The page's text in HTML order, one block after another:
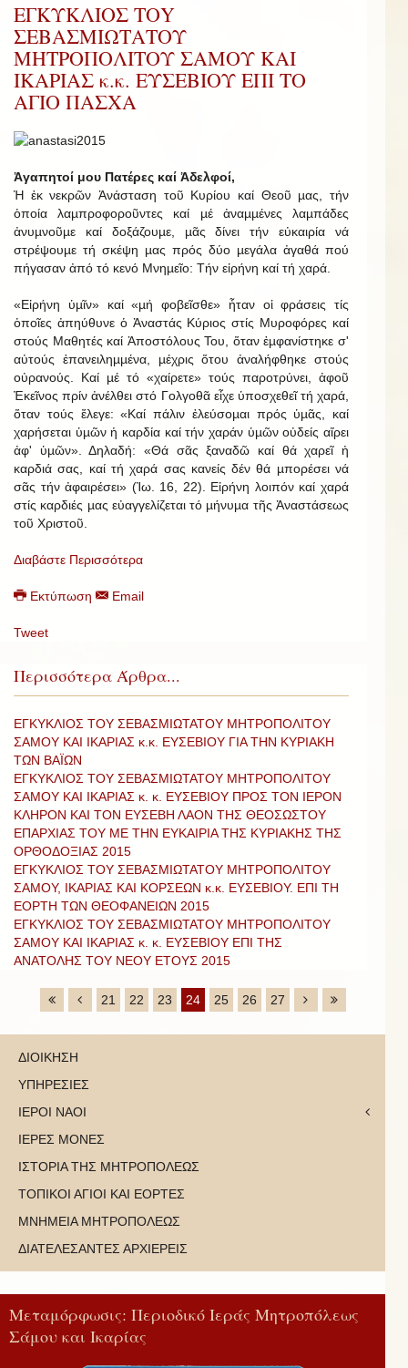
ΕΓΚΥΚΛΙΟΣ ΤΟY
ΣΕΒΑΣΜΙΩΤAΤΟΥ
ΜΗΤΡΟΠΟΛIΤΟΥ ΣAΜΟΥ ΚΑI
IΚΑΡΙΑΣ κ.κ. ΕΥΣΕΒΙΟΥ EΠI ΤΟ
ΑΓΙΟ ΠΑΣΧΑ
Ἀγαπητοί μου Πατέρες καί Ἀδελφοί,
Ἡ ἐκ νεκρῶν Ἀνάσταση τοῦ Κυρίου καί Θεοῦ µας, τήν
ὁποία λαµπροφοροῦντες καί µέ ἀναµµένες λαµπάδες
ἀνυµνοῦµε καί δοξάζουµε, µᾶς δίνει τήν εὐκαιρία νά
στρέψουµε τή σκέψη µας πρός δύο µεγάλα ἀγαθά πού
πήγασαν ἀπό τό κενό Μνηµεῖο: Τήν εἰρήνη καί τή χαρά.
«Εἰρήνη ὑµῖν» καί «µή φοβεῖσθε» ἦταν οἱ φράσεις τίς
ὁποῖες ἀπηύθυνε ὁ Ἀναστάς Κύριος στίς Μυροφόρες καί
στούς Μαθητές καί Ἀποστόλους Του, ὅταν ἐµφανίστηκε σ'
αὐτούς ἐπανειληµµένα, µέχρις ὅτου ἀναλήφθηκε στούς
οὐρανούς. Καί µέ τό «χαίρετε» τούς παροτρύνει, ἀφοῦ
Ἐκεῖνος πρίν ἀνέλθει στό Γολγοθᾶ εἶχε ὑποσχεθεῖ τή χαρά,
ὅταν τούς ἔλεγε: «Καί πάλιν ἐλεύσοµαι πρός ὑµᾶς, καί
χαρήσεται ὑµῶν ἡ καρδία καί τήν χαράν ὑµῶν οὐδείς αἴρει
ἀφ' ὑµῶν». Δηλαδή: «Θά σᾶς ξαναδῶ καί θά χαρεῖ ἡ
καρδιά σας, καί τή χαρά σας κανείς δέν θά µπορέσει νά
σᾶς τήν ἀφαιρέσει» (Ἰω. 16, 22). Εἰρήνη λοιπόν καί χαρά
στίς καρδιές µας εὐαγγελίζεται τό µήνυµα τῆς Ἀναστάσεως
τοῦ Χριστοῦ.
Διαβάστε Περισσότερα
Εκτύπωση Email
Tweet
Περισσότερα Άρθρα...
ΕΓΚΥΚΛΙΟΣ ΤΟΥ ΣΕΒΑΣΜΙΩΤΑΤΟΥ ΜΗΤΡΟΠΟΛΙΤΟΥ
ΣΑΜΟΥ ΚΑΙ ΙΚΑΡΙΑΣ κ.κ. ΕΥΣΕΒΙΟΥ ΓΙΑ ΤΗΝ ΚΥΡΙΑΚΗ
ΤΩΝ ΒΑΪΩΝ
ΕΓΚΥΚΛΙΟΣ ΤΟΥ ΣΕΒΑΣΜΙΩΤΑΤΟΥ ΜΗΤΡΟΠΟΛΙΤΟΥ
ΣΑΜΟΥ ΚΑΙ ΙΚΑΡΙΑΣ κ. κ. ΕΥΣΕΒΙΟΥ ΠΡΟΣ ΤΟΝ ΙΕΡΟΝ
ΚΛΗΡΟΝ ΚΑΙ ΤΟΝ ΕΥΣΕΒΗ ΛΑΟΝ ΤΗΣ ΘΕΟΣΩΣΤΟΥ
ΕΠΑΡΧΙΑΣ ΤΟΥ ΜΕ ΤΗΝ ΕΥΚΑΙΡΙΑ ΤΗΣ ΚΥΡΙΑΚΗΣ ΤΗΣ
ΟΡΘΟΔΟΞΙΑΣ 2015
ΕΓΚΥΚΛΙΟΣ ΤΟΥ ΣΕΒΑΣΜΙΩΤΑΤΟΥ ΜΗΤΡΟΠΟΛΙΤΟΥ
ΣΑΜΟΥ, ΙΚΑΡΙΑΣ ΚΑΙ ΚΟΡΣΕΩΝ κ.κ. ΕΥΣΕΒΙΟΥ. ΕΠΙ ΤΗ
ΕΟΡΤΗ ΤΩΝ ΘΕΟΦΑΝΕΙΩΝ 2015
ΕΓΚΥΚΛΙΟΣ ΤΟΥ ΣΕΒΑΣΜΙΩΤΑΤΟΥ ΜΗΤΡΟΠΟΛΙΤΟΥ
ΣΑΜΟΥ ΚΑΙ ΙΚΑΡΙΑΣ κ. κ. ΕΥΣΕΒΙΟΥ ΕΠΙ ΤΗΣ
ΑΝΑΤΟΛΗΣ ΤΟΥ ΝΕΟΥ ΕΤΟΥΣ 2015
21 22 23 24 25 26 27
ΔΙΟΙΚΗΣΗ
ΥΠΗΡΕΣΙΕΣ
ΙΕΡΟΙ ΝΑΟΙ
ΙΕΡΕΣ ΜΟΝΕΣ
ΙΣΤΟΡΙΑ ΤΗΣ ΜΗΤΡΟΠΟΛΕΩΣ
ΤΟΠΙΚΟΙ ΑΓΙΟΙ ΚΑΙ ΕΟΡΤΕΣ
ΜΝΗΜΕΙΑ ΜΗΤΡΟΠΟΛΕΩΣ
ΔΙΑΤΕΛΕΣΑΝΤΕΣ ΑΡΧΙΕΡΕΙΣ
Μεταμόρφωσις: Περιοδικό Ιεράς Μητροπόλεως
Σάμου και Ικαρίας